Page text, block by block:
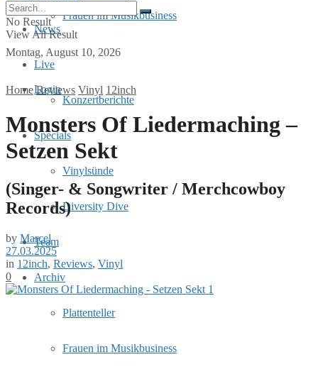
Frauen im Musikbusiness
Montag, August 10, 2026
Login
News
Live
Konzertberichte
Specials
Vinylsünde
Diversity Dive
Team
Archiv
Plattenteller
Frauen im Musikbusiness
No Result
View All Result
Home Reviews Vinyl 12inch
Monsters Of Liedermaching –
Setzen Sekt
(Singer- & Songwriter / Merchcowboy
Records)
by Marcel
27.03.2025
in 12inch, Reviews, Vinyl
0